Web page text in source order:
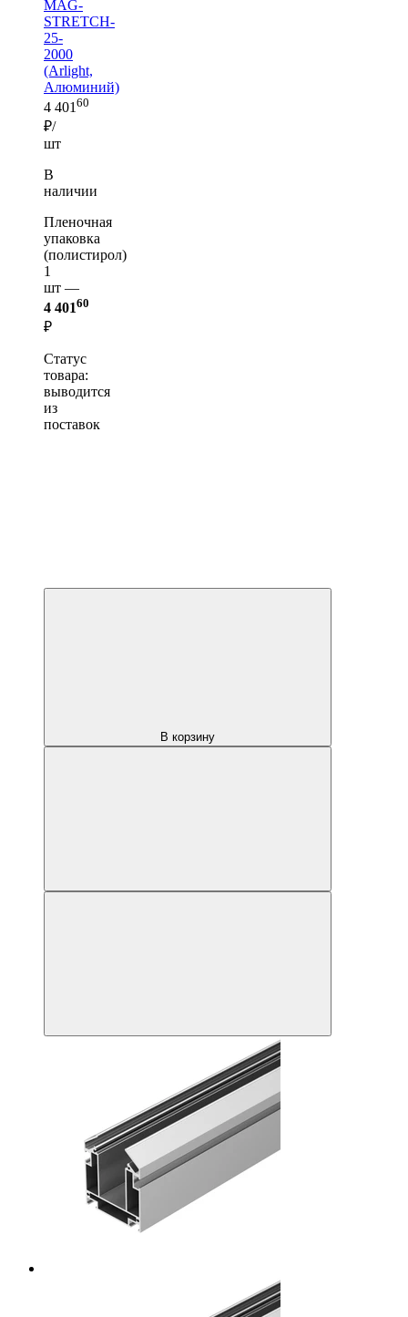
MAG-
STRETCH-
25-
2000
(Arlight,
Алюминий)
4 401 60
₽/
шт
В
наличии
Пленочная
упаковка
(полистирол)
1
шт —
4 40160
₽
Статус
товара:
выводится
из
поставок
В корзину